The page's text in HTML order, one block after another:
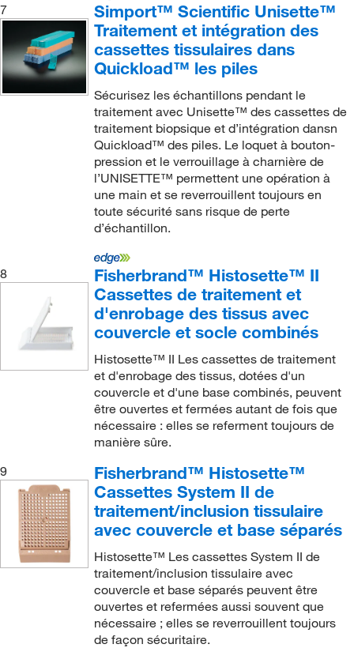
7
Simport™ Scientific Unisette™
Traitement et intégration des
cassettes tissulaires dans
Quickload™ les piles
Sécurisez les échantillons pendant le
traitement avec Unisette™ des cassettes de
traitement biopsique et d’intégration dansn
Quickload™ des piles. Le loquet à bouton-
pression et le verrouillage à charnière de
l’UNISETTE™ permettent une opération à
une main et se reverrouillent toujours en
toute sécurité sans risque de perte
d’échantillon.
8
Fisherbrand™ Histosette™ II
Cassettes de traitement et
d'enrobage des tissus avec
couvercle et socle combinés
Histosette™ II Les cassettes de traitement
et d'enrobage des tissus, dotées d'un
couvercle et d'une base combinés, peuvent
être ouvertes et fermées autant de fois que
nécessaire : elles se referment toujours de
manière sûre.
9
Fisherbrand™ Histosette™
Cassettes System II de
traitement/inclusion tissulaire
avec couvercle et base séparés
Histosette™ Les cassettes System II de
traitement/inclusion tissulaire avec
couvercle et base séparés peuvent être
ouvertes et refermées aussi souvent que
nécessaire ; elles se reverrouillent toujours
de façon sécuritaire.